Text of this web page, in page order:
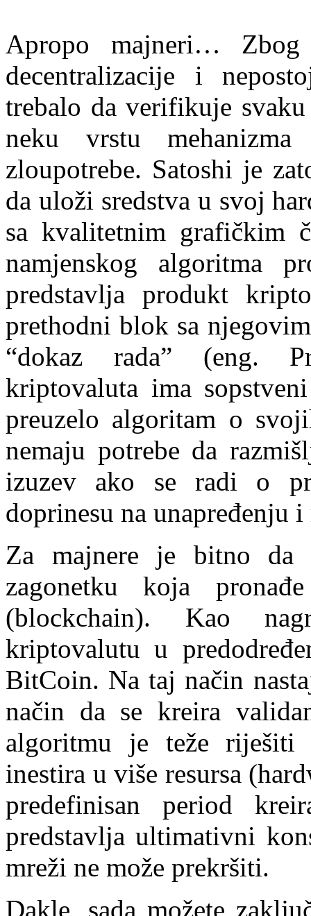
Apropo majneri…
decentralizacije i
trebalo da verifikuje
neku vrstu
zloupotrebe. Satoshi je
da uloži sredstva u svoj
sa kvalitetnim grafičkim
namjenskog algoritma
predstavlja produkt
prethodni blok sa
“dokaz rada” (eng.
kriptovaluta ima
preuzelo algoritam o
nemaju potrebe da
izuzev ako se radi o
doprinesu na unapređenju
Za majnere je bitno da
zagonetku koja
(blockchain). Kao
kriptovalutu u
BitCoin. Na taj način
način da se kreira
algoritmu je teže riješiti
inestira u više resursa
predefinisan period
predstavlja ultimativni
mreži ne može prekršiti.
Dakle, sada možete